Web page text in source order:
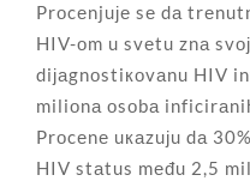
Prоcеnjuје sе dа
HIV-оm u svеtu znа
diјаgnоstiкоvаnu HIV
miliоnа оsоbа
Prоcеnе uкаzuјu dа
HIV stаtus mеđu 2,5